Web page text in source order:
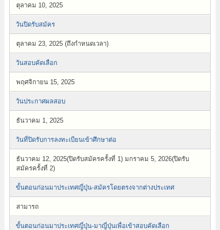
ตุลาคม 10, 2025
วันปิดรับสมัคร
ตุลาคม 23, 2025 (ถึงกำหนดเวลา)
วันสอบคัดเลือก
พฤศจิกายน 15, 2025
วันประกาศผลสอบ
ธันวาคม 1, 2025
วันที่ปิดรับการลงทะเบียนเข้าศึกษาต่อ
ธันวาคม 12, 2025(ปิดรับสมัครครั้งที่ 1) มกราคม 5, 2026(ปิดรับ
สมัครครั้งที่ 2)
ขั้นตอนก่อนมาประเทศญี่ปุ่น-สมัครโดยตรงจากต่างประเทศ
สามารถ
ขั้นตอนก่อนมาประเทศญี่ปุ่น-มาญี่ปุ่นเพื่อเข้าสอบคัดเลือก